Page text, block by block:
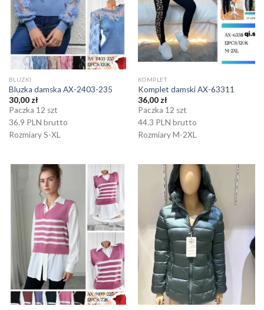
BLUZKI
Bluzka damska AX-2403-235
30,00zł
Paczka 12 szt
36.9 PLN brutto
Rozmiary S-XL
KOMPLET
Komplet damski AX-63311
36,00zł
Paczka 12 szt
44.3 PLN brutto
Rozmiary M-2XL